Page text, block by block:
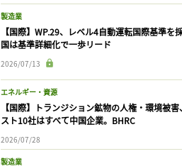
製造業
【国際】WP.29、レベル4自動運転国際基準を
国は基準詳細化で一歩リード
2026/07/13
エネルギー・資源
【国際】トランジション鉱物の人権・環境被害
スト10社はすべて中国企業。BHRC
2026/07/28
製造業